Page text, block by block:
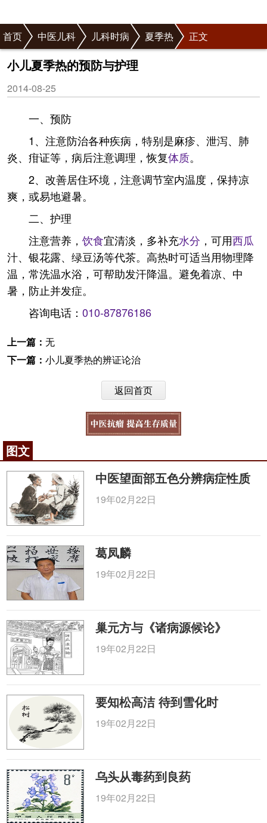
首页 中医儿科 儿科时病 夏季热 正文
小儿夏季热的预防与护理
2014-08-25
一、预防
1、注意防治各种疾病，特别是麻疹、泄泻、肺
炎、疳证等，病后注意调理，恢复体质。
2、改善居住环境，注意调节室内温度，保持凉
爽，或易地避暑。
二、护理
注意营养， 饮食宜清淡，多补充水分 ，可用西瓜
汁、银花露、绿豆汤等代茶。高热时可适当用物理降
温，常洗温水浴，可帮助发汗降温。避免着凉、中
暑，防止并发症。
咨询电话： 010-87876186
上一篇： 无
下一篇： 小儿夏季热的辨证论治
返回首页
图文
中医望面部五色分辨病症性质
19年02月22日
葛凤麟
19年02月22日
巢元方与《诸病源候论》
19年02月22日
要知松高洁 待到雪化时
19年02月22日
乌头从毒药到良药
19年02月22日